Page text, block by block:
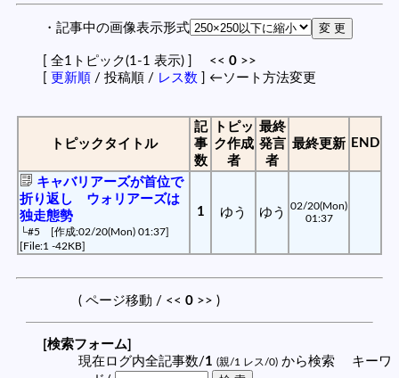
・記事中の画像表示形式
[ 全1トピック(1-1 表示) ] << 0 >>
更新順 / 投稿順 / レス数 ] ←ソート方法変更
トピックタイトル
記
事
数
トピッ
ク作成
者
最終
発言
者
最終更新 END
キャバリアーズが首位で
折り返し ウォリアーズは
独走態勢
└#5 [作成:02/20(Mon) 01:37]
[File:1 -42KB]
1 ゆう ゆう
02/20(Mon)
01:37
( ページ移動 / << 0 >> )
[検索フォーム]
現在ログ内全記事数/1 (親/1 レス/0) から検索 キーワ